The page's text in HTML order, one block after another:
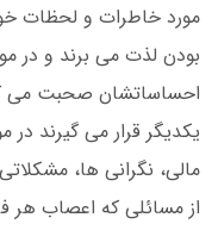
مورد خاطرات و لحظات
بودن لذت می برند و در
احساساتشان صحبت می
یکدیگر قرار می گیرند
مالی، نگرانی ها،
از مسائلی که اعصاب